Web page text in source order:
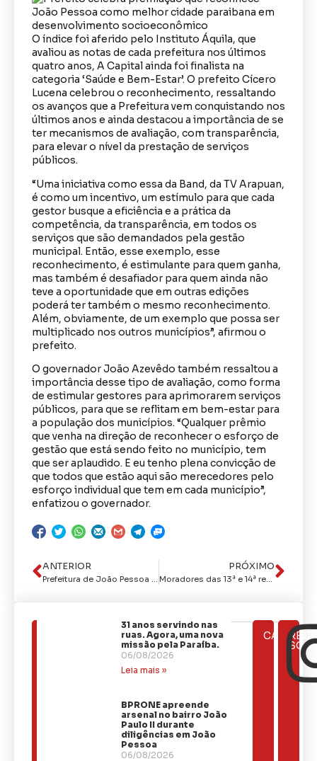
O índice foi aferido pelo Instituto Áquila, que
avaliou as notas de cada prefeitura nos últimos
quatro anos, A Capital ainda foi finalista na
categoria ‘Saúde e Bem-Estar’. O prefeito Cícero
Lucena celebrou o reconhecimento, ressaltando
os avanços que a Prefeitura vem conquistando nos
últimos anos e ainda destacou a importância de se
ter mecanismos de avaliação, com transparência,
para elevar o nível da prestação de serviços
públicos.
“Uma iniciativa como essa da Band, da TV Arapuan,
é como um incentivo, um estímulo para que cada
gestor busque a eficiência e a prática da
competência, da transparência, em todos os
serviços que são demandados pela gestão
municipal. Então, esse exemplo, esse
reconhecimento, é estimulante para quem ganha,
mas também é desafiador para quem ainda não
teve a oportunidade que em outras edições
poderá ter também o mesmo reconhecimento.
Além, obviamente, de um exemplo que possa ser
multiplicado nos outros municípios”, afirmou o
prefeito.
O governador João Azevêdo também ressaltou a
importância desse tipo de avaliação, como forma
de estimular gestores para aprimorarem serviços
públicos, para que se reflitam em bem-estar para
a população dos municípios. “Qualquer prêmio
que venha na direção de reconhecer o esforço de
gestão que está sendo feito no município, tem
que ser aplaudido. E eu tenho plena convicção de
que todos que estão aqui são merecedores pelo
esforço individual que tem em cada município”,
enfatizou o governador.
ANTERIOR
Prefeitura de João Pessoa apoia ‘Violeta Run’, que acontece neste domingo
PRÓXIMO
Moradores das 13ª e 14ª regiões priorizam saúde e infraestrutura na plenária do ‘Você Prefeito’
31 anos servindo nas
ruas. Agora, uma nova
missão pela Paraíba.
06/08/2026
Leia mais »
BPRONE apreende
arsenal no bairro João
Paulo II durante
diligências em João
Pessoa
06/08/2026